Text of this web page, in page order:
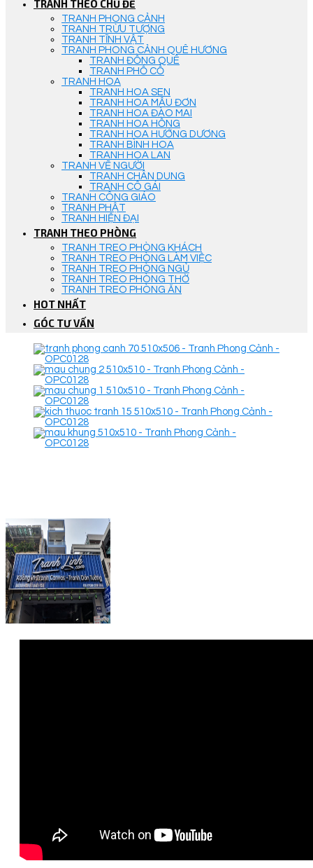
TRANH THEO CHỦ ĐỀ
TRANH PHONG CẢNH
TRANH TRỪU TƯỢNG
TRANH TĨNH VẬT
TRANH PHONG CẢNH QUÊ HƯƠNG
TRANH ĐỒNG QUÊ
TRANH PHỐ CỔ
TRANH HOA
TRANH HOA SEN
TRANH HOA MẪU ĐƠN
TRANH HOA ĐÀO MAI
TRANH HOA HỒNG
TRANH HOA HƯỚNG DƯƠNG
TRANH BÌNH HOA
TRANH HOA LAN
TRANH VẼ NGƯỜI
TRANH CHÂN DUNG
TRANH CÔ GÁI
TRANH CÔNG GIÁO
TRANH PHẬT
TRANH HIỆN ĐẠI
TRANH THEO PHÒNG
TRANH TREO PHÒNG KHÁCH
TRANH TREO PHÒNG LÀM VIỆC
TRANH TREO PHÒNG NGỦ
TRANH TREO PHÒNG THỜ
TRANH TREO PHÒNG ĂN
HOT NHẤT
GÓC TƯ VẤN